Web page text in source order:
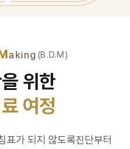
aking (B.D.M)
위한
여정
표가 되지 않도록진단부터